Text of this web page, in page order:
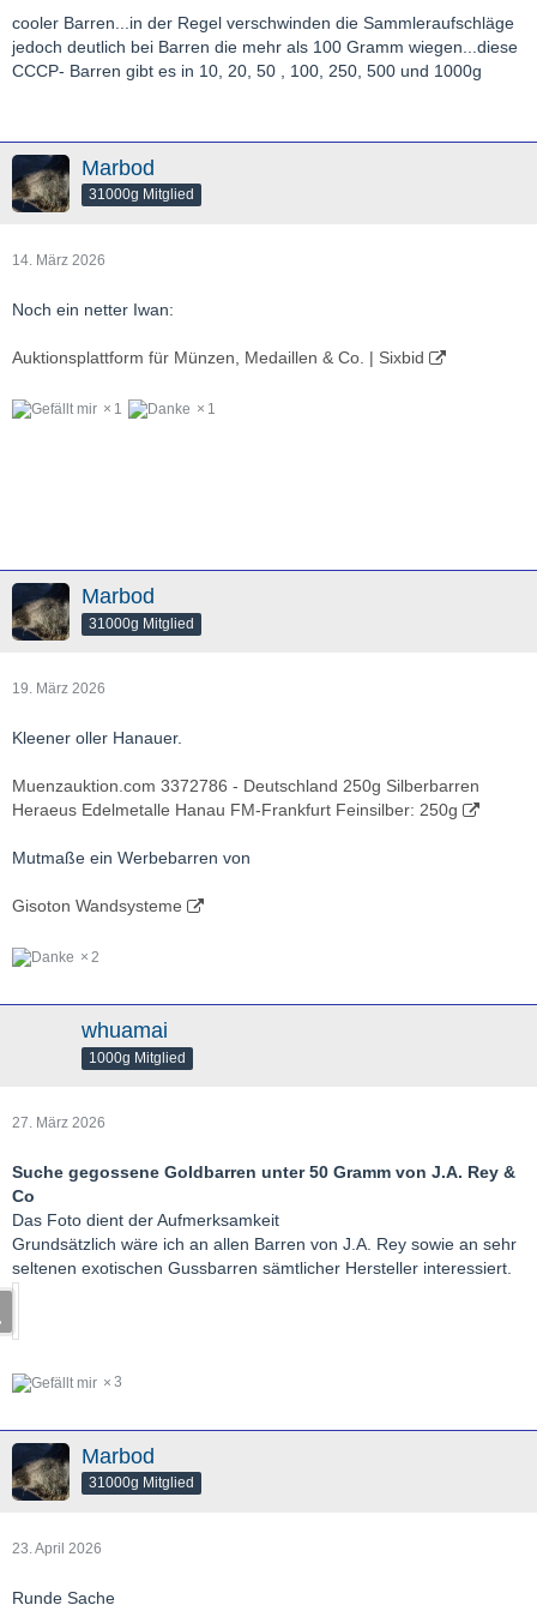
cooler Barren...in der Regel verschwinden die Sammleraufschläge
jedoch deutlich bei Barren die mehr als 100 Gramm wiegen...diese
CCCP- Barren gibt es in 10, 20, 50 , 100, 250, 500 und 1000g
Marbod
31000g Mitglied
14. März 2026
Noch ein netter Iwan:
Auktionsplattform für Münzen, Medaillen & Co. | Sixbid
1 1
Marbod
31000g Mitglied
19. März 2026
Kleener oller Hanauer.
Muenzauktion.com 3372786 - Deutschland 250g Silberbarren
Heraeus Edelmetalle Hanau FM-Frankfurt Feinsilber: 250g
Mutmaße ein Werbebarren von
Gisoton Wandsysteme
2
whuamai
1000g Mitglied
27. März 2026
Suche gegossene Goldbarren unter 50 Gramm von J.A. Rey &
Co
Das Foto dient der Aufmerksamkeit
Grundsätzlich wäre ich an allen Barren von J.A. Rey sowie an sehr
seltenen exotischen Gussbarren sämtlicher Hersteller interessiert.
3
Marbod
31000g Mitglied
23. April 2026
Runde Sache